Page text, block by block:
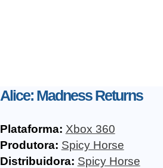
Alice: Madness Returns
Plataforma: Xbox 360
Produtora: Spicy Horse
Distribuidora: Spicy Horse